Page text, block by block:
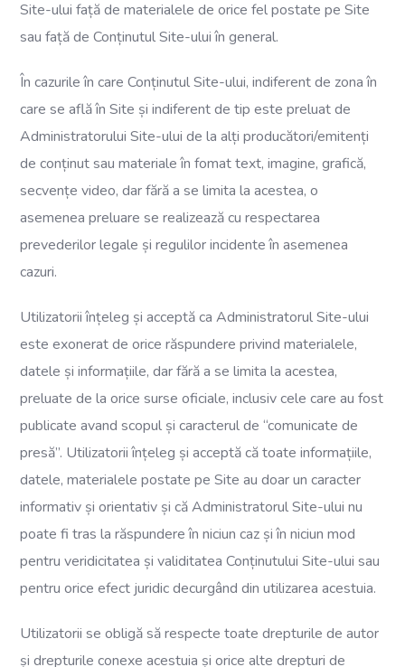
Site-ului față de materialele de orice fel postate pe Site
sau față de Conținutul Site-ului în general.
În cazurile în care Conținutul Site-ului, indiferent de zona în
care se află în Site și indiferent de tip este preluat de
Administratorului Site-ului de la alți producători/emitenți
de conținut sau materiale în fomat text, imagine, grafică,
secvențe video, dar fără a se limita la acestea, o
asemenea preluare se realizează cu respectarea
prevederilor legale și regulilor incidente în asemenea
cazuri.
Utilizatorii înțeleg și acceptă ca Administratorul Site-ului
este exonerat de orice răspundere privind materialele,
datele și informațiile, dar fără a se limita la acestea,
preluate de la orice surse oficiale, inclusiv cele care au fost
publicate avand scopul și caracterul de “comunicate de
presă”. Utilizatorii înțeleg și acceptă că toate informațiile,
datele, materialele postate pe Site au doar un caracter
informativ și orientativ și că Administratorul Site-ului nu
poate fi tras la răspundere în niciun caz și în niciun mod
pentru veridicitatea și validitatea Conținutului Site-ului sau
pentru orice efect juridic decurgând din utilizarea acestuia.
Utilizatorii se obligă să respecte toate drepturile de autor
și drepturile conexe acestuia și orice alte drepturi de